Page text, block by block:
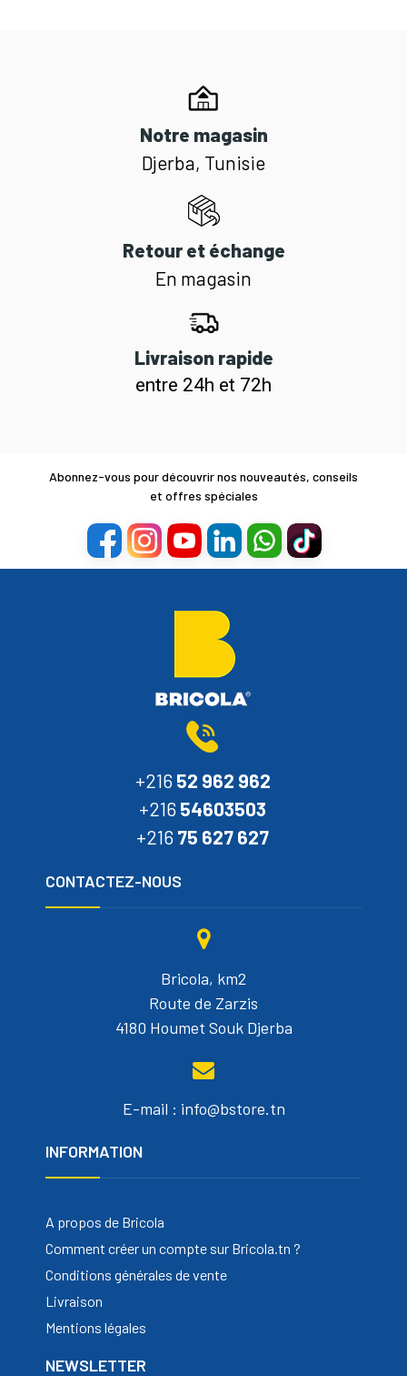
Notre magasin
Djerba, Tunisie
Retour et échange
En magasin
Livraison rapide
entre 24h et 72h
Abonnez-vous pour découvrir nos nouveautés, conseils
et offres spéciales
+216 52 962 962
+216 54603503
+216 75 627 627
CONTACTEZ-NOUS
Bricola, km2
Route de Zarzis
4180 Houmet Souk Djerba
E-mail : info@bstore.tn
INFORMATION
A propos de Bricola
Comment créer un compte sur Bricola.tn ?
Conditions générales de vente
Livraison
Mentions légales
NEWSLETTER